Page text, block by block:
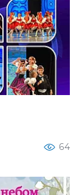
64